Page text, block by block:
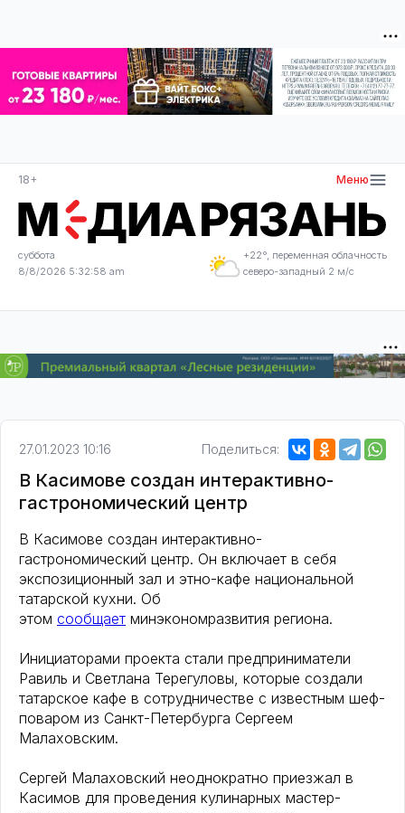
18+ Меню
суббота
8/8/2026 5:32:59 am
+22°, переменная облачность
северо-западный 2 м/с
27.01.2023 10:16 Поделиться:
В Касимове создан интерактивно-
гастрономический центр
В Касимове создан интерактивно-
гастрономический центр. Он включает в себя
экспозиционный зал и этно-кафе национальной
татарской кухни. Об
этом сообщает минэкономразвития региона.
Инициаторами проекта стали предприниматели
Равиль и Светлана Терегуловы, которые создали
татарское кафе в сотрудничестве с известным шеф-
поваром из Санкт-Петербурга Сергеем
Малаховским.
Сергей Малаховский неоднократно приезжал в
Касимов для проведения кулинарных мастер-